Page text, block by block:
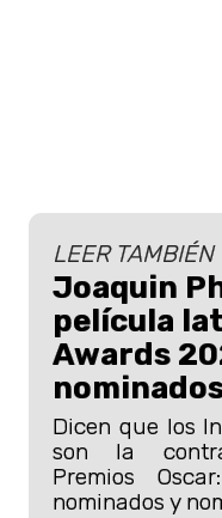
LEER TAMBIÉN
Joaquin
película
Awards
Dicen que los
son la
Premios
nominados y